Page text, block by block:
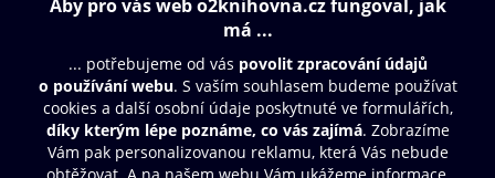
Obsah ke stažení
Moje O2 Knihovna
Další zábava